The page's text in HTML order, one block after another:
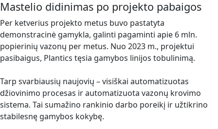
Mastelio didinimas po projekto pabaigos
Per ketverius projekto metus buvo pastatyta
demonstracinė gamykla, galinti pagaminti apie 6 mln.
popierinių vazonų per metus. Nuo 2023 m., projektui
pasibaigus, Plantics tęsia gamybos linijos tobulinimą.
Tarp svarbiausių naujovių – visiškai automatizuotas
džiovinimo procesas ir automatizuota vazonų krovimo
sistema. Tai sumažino rankinio darbo poreikį ir užtikrino
stabilesnę gamybos kokybę.